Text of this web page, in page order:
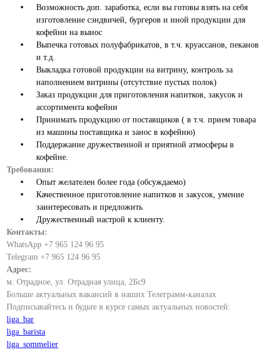
Возможность доп. заработка, если вы готовы взять на себя
изготовление сэндвичей, бургеров и иной продукции для
кофейни на вынос
Выпечка готовых полуфабрикатов, в т.ч. круассанов, пеканов
и т.д.
Выкладка готовой продукции на витрину, контроль за
наполнением витрины (отсутствие пустых полок)
Заказ продукции для приготовления напитков, закусок и
ассортимента кофейни
Принимать продукцию от поставщиков ( в т.ч. прием товара
из машины поставщика и занос в кофейню)
Поддержание дружественной и приятной атмосферы в
кофейне.
Требования:
Опыт желателен более года (обсуждаемо)
Качественное приготовление напитков и закусок, умение
заинтересовать и предложить
Дружественный настрой к клиенту.
Контакты:
WhatsApp +7 965 124 96 95
Telegram +7 965 124 96 95
Адрес:
м. Отрадное, ул. Отрадная улица, 2Бс9
Больше актуальных вакансий в наших Телеграмм-каналах
Подписывайтесь и будьте в курсе самых актуальных новостей:
liga_bar
liga_barista
liga_sommelier